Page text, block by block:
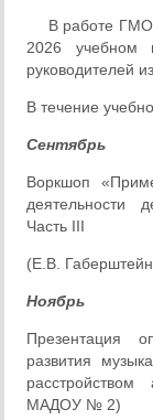
В работе ГМО
2026 учебном
руководителей
В течение
Сентябрь
Воркшоп
деятельности
Часть III
(Е.В.
Ноябрь
Презентация
развития
расстройством
МАДОУ № 2)